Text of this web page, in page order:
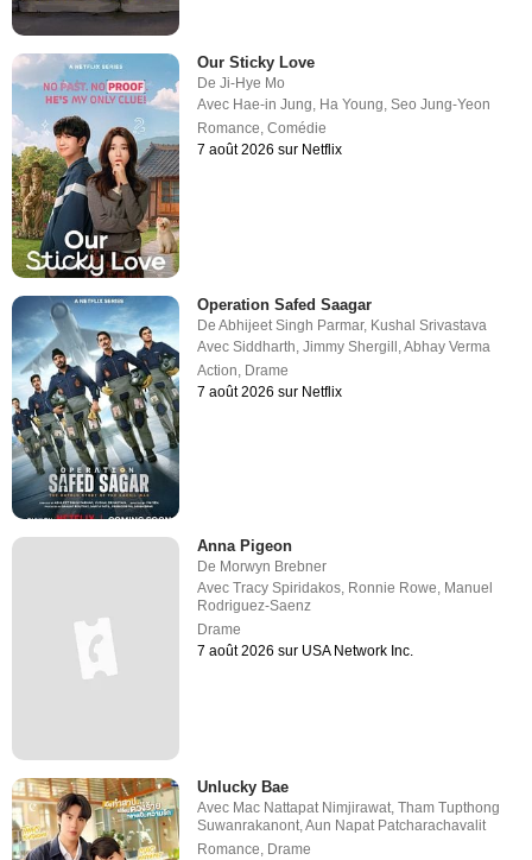
Our Sticky Love
DeJi-Hye Mo
Avec Hae-in Jung, Ha Young,Seo Jung-Yeon
Romance,Comédie
7 août 2026 sur Netflix
Operation Safed Saagar
DeAbhijeet Singh Parmar, Kushal Srivastava
AvecSiddharth ,Jimmy Shergill ,Abhay Verma
Action Drame
7 août 2026 sur Netflix
Anna Pigeon
De Morwyn Brebner
AvecTracy Spiridakos, Ronnie Rowe, Manuel
Rodriguez-Saenz
Drame
7 août 2026 sur USA Network Inc.
Unlucky Bae
Avec Mac Nattapat Nimjirawat,Tham Tupthong
Suwanrakanont,Aun Napat Patcharachavalit
Romance, Drame